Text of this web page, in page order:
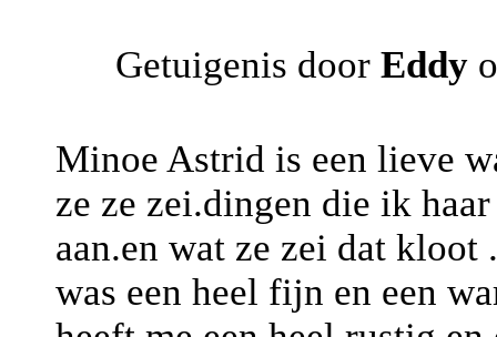
Getuigenis door Eddy
Minoe Astrid is een lieve
ze ze zei.dingen die ik
aan.en wat ze zei dat
was een heel fijn en een